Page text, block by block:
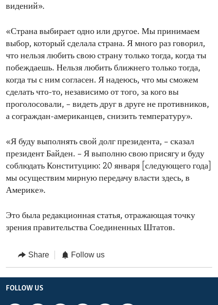
видений».
«Страна выбирает одно или другое. Мы принимаем
выбор, который сделала страна. Я много раз говорил,
что нельзя любить свою страну только тогда, когда ты
побеждаешь. Нельзя любить ближнего только тогда,
когда ты с ним согласен. Я надеюсь, что мы сможем
сделать что-то, независимо от того, за кого вы
проголосовали, – видеть друг в друге не противников,
а сограждан-американцев, снизить температуру».
«Я буду выполнять свой долг президента, – сказал
президент Байден. – Я выполню свою присягу и буду
соблюдать Конституцию: 20 января [следующего года]
мы осуществим мирную передачу власти здесь, в
Америке».
Это была редакционная статья, отражающая точку
зрения правительства Соединенных Штатов.
Share Follow us
FOLLOW US